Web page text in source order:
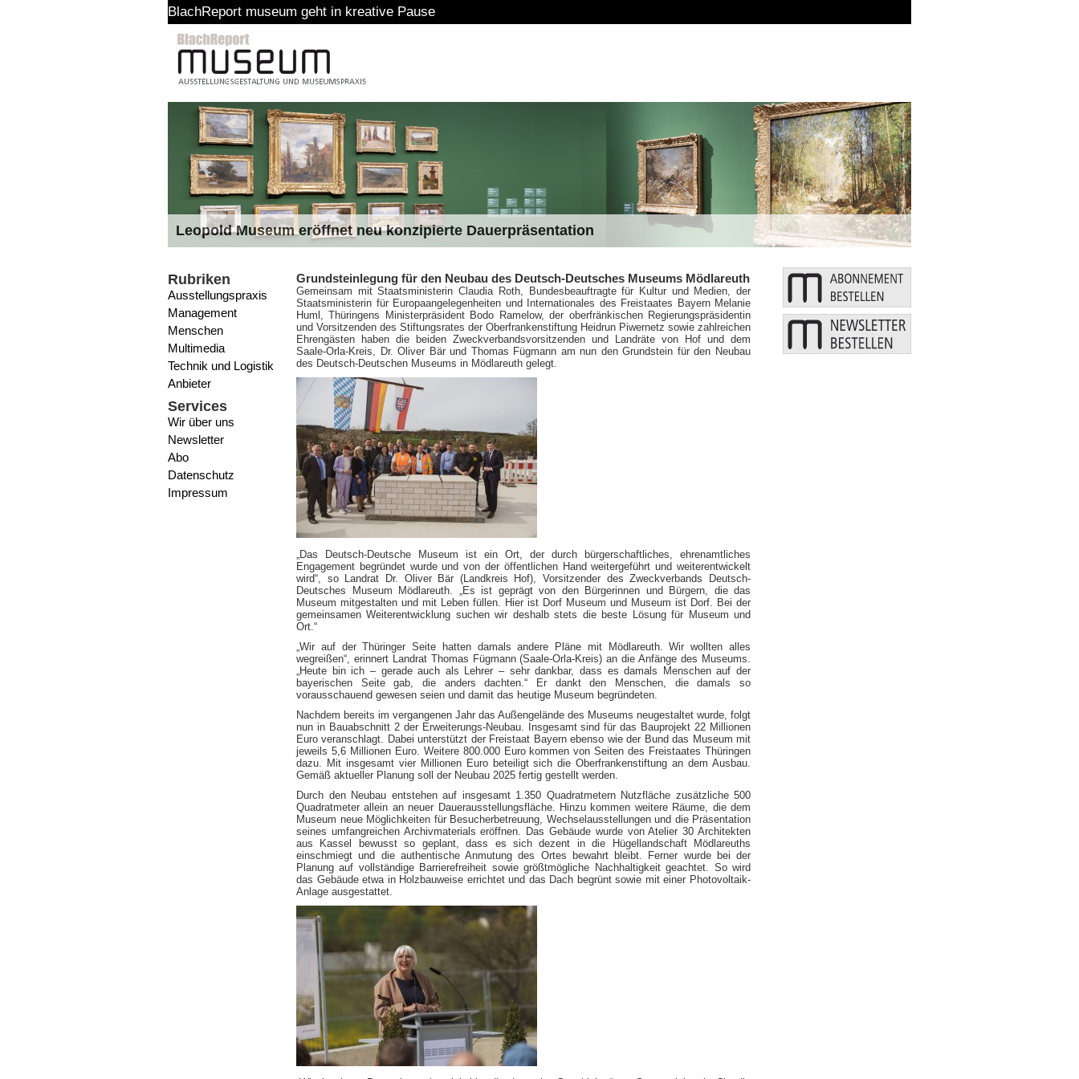
BlachReport museum geht in kreative Pause
Leopold Museum eröffnet neu konzipierte Dauerpräsentation
Rubriken
Ausstellungspraxis
Management
Menschen
Multimedia
Technik und Logistik
Anbieter
Services
Wir über uns
Newsletter
Abo
Datenschutz
Impressum
Grundsteinlegung für den Neubau des Deutsch-Deutsches Museums Mödlareuth
Gemeinsam mit Staatsministerin Claudia Roth, Bundesbeauftragte für Kultur und Medien, der
Staatsministerin für Europaangelegenheiten und Internationales des Freistaates Bayern Melanie
Huml, Thüringens Ministerpräsident Bodo Ramelow, der oberfränkischen Regierungspräsidentin
und Vorsitzenden des Stiftungsrates der Oberfrankenstiftung Heidrun Piwernetz sowie zahlreichen
Ehrengästen haben die beiden Zweckverbandsvorsitzenden und Landräte von Hof und dem
Saale-Orla-Kreis, Dr. Oliver Bär und Thomas Fügmann am nun den Grundstein für den Neubau
des Deutsch-Deutschen Museums in Mödlareuth gelegt.
„Das Deutsch-Deutsche Museum ist ein Ort, der durch bürgerschaftliches, ehrenamtliches
Engagement begründet wurde und von der öffentlichen Hand weitergeführt und weiterentwickelt
wird“, so Landrat Dr. Oliver Bär (Landkreis Hof), Vorsitzender des Zweckverbands Deutsch-
Deutsches Museum Mödlareuth. „Es ist geprägt von den Bürgerinnen und Bürgern, die das
Museum mitgestalten und mit Leben füllen. Hier ist Dorf Museum und Museum ist Dorf. Bei der
gemeinsamen Weiterentwicklung suchen wir deshalb stets die beste Lösung für Museum und
Ort.“
„Wir auf der Thüringer Seite hatten damals andere Pläne mit Mödlareuth. Wir wollten alles
wegreißen“, erinnert Landrat Thomas Fügmann (Saale-Orla-Kreis) an die Anfänge des Museums.
„Heute bin ich – gerade auch als Lehrer – sehr dankbar, dass es damals Menschen auf der
bayerischen Seite gab, die anders dachten.“ Er dankt den Menschen, die damals so
vorausschauend gewesen seien und damit das heutige Museum begründeten.
Nachdem bereits im vergangenen Jahr das Außengelände des Museums neugestaltet wurde, folgt
nun in Bauabschnitt 2 der Erweiterungs-Neubau. Insgesamt sind für das Bauprojekt 22 Millionen
Euro veranschlagt. Dabei unterstützt der Freistaat Bayern ebenso wie der Bund das Museum mit
jeweils 5,6 Millionen Euro. Weitere 800.000 Euro kommen von Seiten des Freistaates Thüringen
dazu. Mit insgesamt vier Millionen Euro beteiligt sich die Oberfrankenstiftung an dem Ausbau.
Gemäß aktueller Planung soll der Neubau 2025 fertig gestellt werden.
Durch den Neubau entstehen auf insgesamt 1.350 Quadratmetern Nutzfläche zusätzliche 500
Quadratmeter allein an neuer Dauerausstellungsfläche. Hinzu kommen weitere Räume, die dem
Museum neue Möglichkeiten für Besucherbetreuung, Wechselausstellungen und die Präsentation
seines umfangreichen Archivmaterials eröffnen. Das Gebäude wurde von Atelier 30 Architekten
aus Kassel bewusst so geplant, dass es sich dezent in die Hügellandschaft Mödlareuths
einschmiegt und die authentische Anmutung des Ortes bewahrt bleibt. Ferner wurde bei der
Planung auf vollständige Barrierefreiheit sowie größtmögliche Nachhaltigkeit geachtet. So wird
das Gebäude etwa in Holzbauweise errichtet und das Dach begrünt sowie mit einer Photovoltaik-
Anlage ausgestattet.